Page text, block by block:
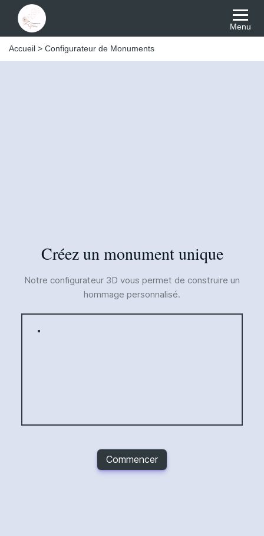
Menu
Accueil > Configurateur de Monuments